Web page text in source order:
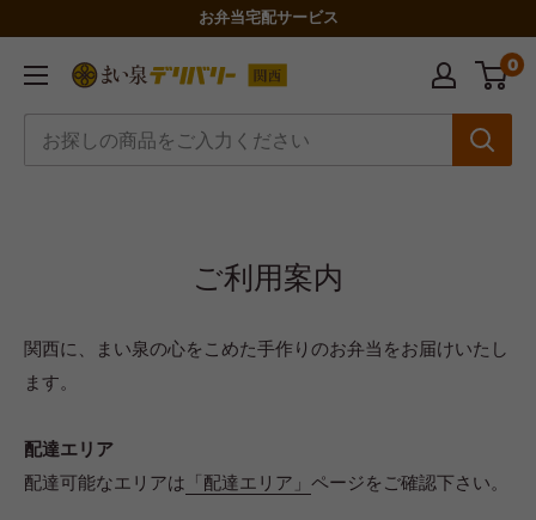
テ
ン
す
る
お弁当宅配サービス
ま
い
泉
関
0
ご利用案内
関西に、まい泉の心をこめた手作りのお弁当をお届けいたし
ます。
配達エリア
配達可能なエリアは 「配達エリア」 ページをご確認下さい。